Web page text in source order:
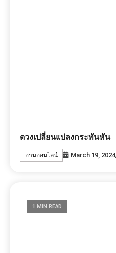
ดวงเปลี่ยนแปลงกระทันหัน
อ่านออนไลน์ March 19, 2024
1 MIN READ